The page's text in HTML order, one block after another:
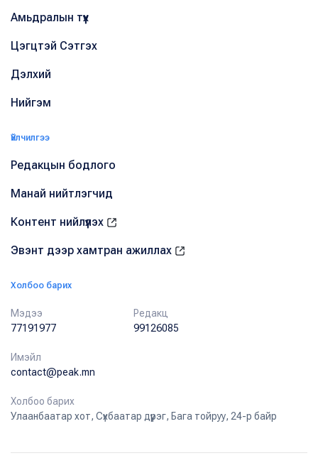
Амьдралын түүх
Цэгцтэй Сэтгэх
Дэлхий
Нийгэм
Үйлчилгээ
Редакцын бодлого
Манай нийтлэгчид
Контент нийлүүлэх
Эвэнт дээр хамтран ажиллах
Холбоо барих
Мэдээ
77191977
Редакц
99126085
Имэйл
contact@peak.mn
Холбоо барих
Улаанбаатар хот, Сүхбаатар дүүрэг, Бага тойруу, 24-р байр